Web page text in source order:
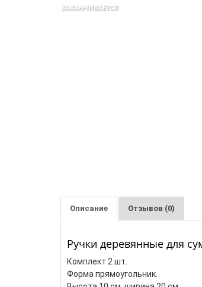
ЗАКАНЧИВАЕТСЯ
Описание Отзывов (0)
Ручки деревянные для
Комплект 2 шт.
Форма прямоугольник.